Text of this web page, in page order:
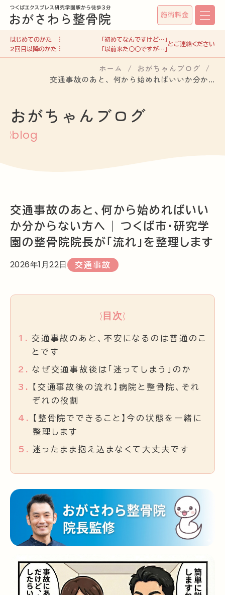
施術料金
はじめてのかた
「初めてなんですけど…」
2回目以降のかた
「以前来た○○ですが…」
おがちゃんブログ
blog
ホーム
おがちゃんブログ
交通事故のあと、何から始めればいいか分か…
交通事故のあと、何から始めればいい
か分からない方へ | つくば市・研究学
園の整骨院院長が「流れ」を整理します
2026年1月22日 交通事故
目次
1.
交通事故のあと、不安になるのは普通のこ
とです
2. なぜ交通事故後は「迷ってしまう」のか
3.
【交通事故後の流れ】病院と整骨院、それ
ぞれの役割
4.
【整骨院でできること】今の状態を一緒に
整理します
5. 迷ったまま抱え込まなくて大丈夫です